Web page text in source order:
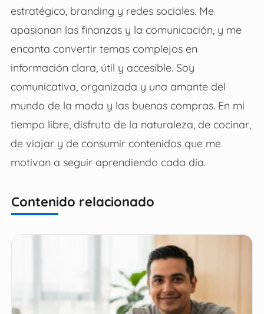
estratégico, branding y redes sociales. Me
apasionan las finanzas y la comunicación, y me
encanta convertir temas complejos en
información clara, útil y accesible. Soy
comunicativa, organizada y una amante del
mundo de la moda y las buenas compras. En mi
tiempo libre, disfruto de la naturaleza, de cocinar,
de viajar y de consumir contenidos que me
motivan a seguir aprendiendo cada día.
Contenido relacionado